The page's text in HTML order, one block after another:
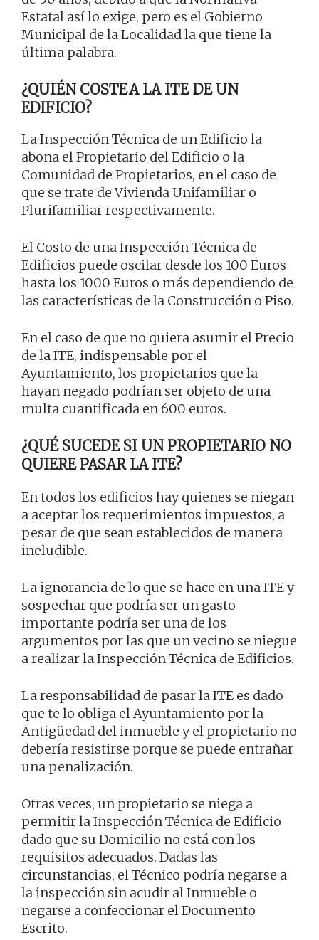
Estatal así lo exige, pero es el Gobierno
Municipal de la Localidad la que tiene la
última palabra.
¿QUIÉN COSTEA LA ITE DE UN
EDIFICIO?
La Inspección Técnica de un Edificio la
abona el Propietario del Edificio o la
Comunidad de Propietarios, en el caso de
que se trate de Vivienda Unifamiliar o
Plurifamiliar respectivamente.
El Costo de una Inspección Técnica de
Edificios puede oscilar desde los 100 Euros
hasta los 1000 Euros o más dependiendo de
las características de la Construcción o Piso.
En el caso de que no quiera asumir el Precio
de la ITE, indispensable por el
Ayuntamiento, los propietarios que la
hayan negado podrían ser objeto de una
multa cuantificada en 600 euros.
¿QUÉ SUCEDE SI UN PROPIETARIO NO
QUIERE PASAR LA ITE?
En todos los edificios hay quienes se niegan
a aceptar los requerimientos impuestos, a
pesar de que sean establecidos de manera
ineludible.
La ignorancia de lo que se hace en una ITE y
sospechar que podría ser un gasto
importante podría ser una de los
argumentos por las que un vecino se niegue
a realizar la Inspección Técnica de Edificios.
La responsabilidad de pasar la ITE es dado
que te lo obliga el Ayuntamiento por la
Antigüedad del inmueble y el propietario no
debería resistirse porque se puede entrañar
una penalización.
Otras veces, un propietario se niega a
permitir la Inspección Técnica de Edificio
dado que su Domicilio no está con los
requisitos adecuados. Dadas las
circunstancias, el Técnico podría negarse a
la inspección sin acudir al Inmueble o
negarse a confeccionar el Documento
Escrito.